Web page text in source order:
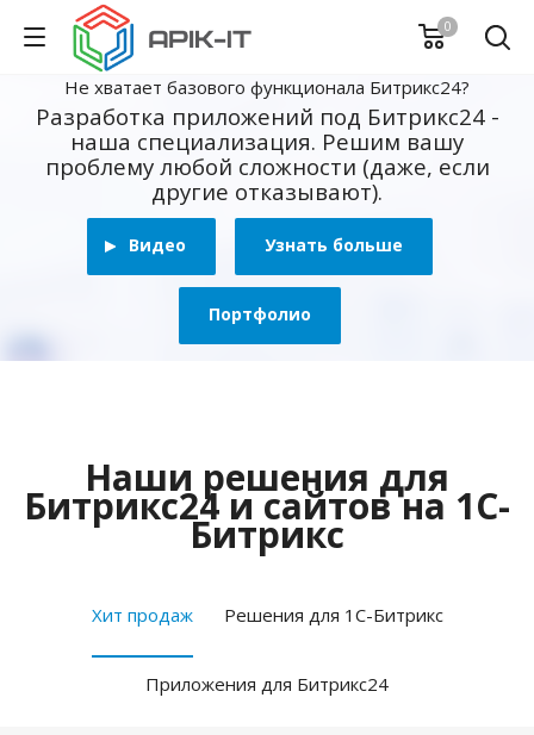
0
Не хватает базового функционала Битрикс24?
Разработка приложений под Битрикс24 -
наша специализация. Решим вашу
проблему любой сложности (даже, если
другие отказывают).
Видео Узнать больше
Портфолио
Наши решения для
Битрикс24 и сайтов на 1С-
Битрикс
Хит продаж Решения для 1С-Битрикс
Приложения для Битрикс24